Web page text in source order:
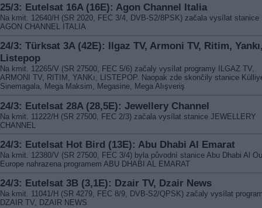
25/3: Eutelsat 16A (16E): Agon Channel Italia
Na kmit. 12640/H (SR 2020, FEC 3/4, DVB-S2/8PSK) začala vysílat stanice
AGON CHANNEL ITALIA
24/3: Türksat 3A (42E): Ilgaz TV, Armoni TV, Ritim,
Listepop
Na kmit. 12265/V (SR 27500, FEC 5/6) začaly vysílat programy ILGAZ TV,
ARMONI TV, RITIM, YANKı, LISTEPOP. Naopak zde skončily stanice
Sinemagala, Mega Maksim, Megasine, Mega Alışveriş
24/3: Eutelsat 28A (28,5E): Jewellery Channel
Na kmit. 11222/H (SR 27500, FEC 2/3) začala vysílat stanice JEWELLERY
CHANNEL
24/3: Eutelsat Hot Bird (13E): Abu Dhabi Al Emarat
Na kmit. 12380/V (SR 27500, FEC 3/4) byla původní stanice Abu Dhabi Al
Europe nahrazena programem ABU DHABI AL EMARAT
24/3: Eutelsat 3B (3,1E): Dzair TV, Dzair News
Na kmit. 11041/H (SR 4279, FEC 8/9, DVB-S2/QPSK) začaly vysílat
DZAIR TV, DZAIR NEWS